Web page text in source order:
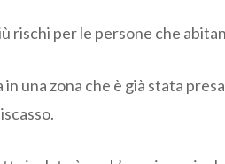
rischi per le persone che
in una zona che è già stata